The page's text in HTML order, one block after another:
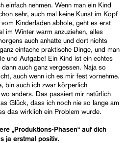
einfach nehmen. Wenn man ein Kind
sehr, auch mal keine Kunst im Kopf
Kinderladen abhole, geht es erst
im Winter warm anzuziehen, alles
auch anhatte und dort nichts
einfache praktische Dinge, und man
und Aufgabe! Ein Kind ist ein echtes
auch ganz vergessen. Naja so
auch wenn ich es mir fest vornehme.
bin auch ich zwar körperlich
anders. Das passiert mir natürlich
Glück, dass ich noch nie so lange am
das wirklich ein Problem wurde.
„Produktions-Phasen“ auf dich
ja erstmal positiv.